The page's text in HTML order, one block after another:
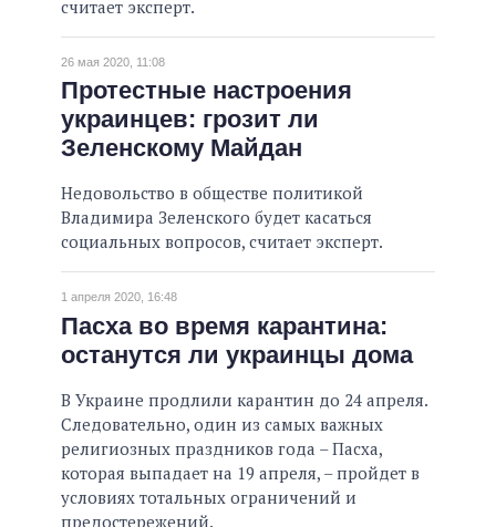
считает эксперт.
26 мая 2020, 11:08
Протестные настроения
украинцев: грозит ли
Зеленскому Майдан
Недовольство в обществе политикой
Владимира Зеленского будет касаться
социальных вопросов, считает эксперт.
1 апреля 2020, 16:48
Пасха во время карантина:
останутся ли украинцы дома
В Украине продлили карантин до 24 апреля.
Следовательно, один из самых важных
религиозных праздников года – Пасха,
которая выпадает на 19 апреля, – пройдет в
условиях тотальных ограничений и
предостережений.